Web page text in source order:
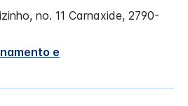
no. 11 Carnaxide, 2790-
e